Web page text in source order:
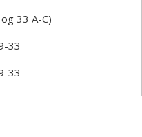
33 A-C)
33
33